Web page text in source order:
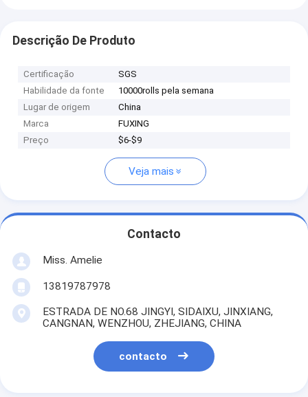
Descrição De Produto
Certificação
SGS
Habilidade da fonte
10000rolls pela semana
Lugar de origem
China
Marca
FUXING
Preço
$6-$9
Veja mais
Contacto
Miss. Amelie
13819787978
ESTRADA DE NO.68 JINGYI, SIDAIXU, JINXIANG,
CANGNAN, WENZHOU, ZHEJIANG, CHINA
contacto